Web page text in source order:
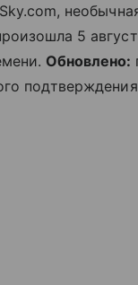
Sky.com,
5
Обновлено: